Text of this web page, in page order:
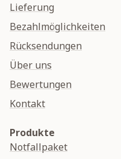
Lieferung
Bezahlmöglichkeiten
Rücksendungen
Über uns
Bewertungen
Kontakt
Produkte
Notfallpaket